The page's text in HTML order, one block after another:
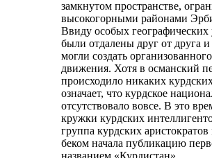
замкнутом пространстве,
высокогорными районами
Ввиду особых
были отдалены друг от друга
могли создать
движения. Хотя в османский
происходило никаких
означает, что курдское
отсутствовало вовсе. В это
кружки курдских
группа курдских аристократов
беком начала публикацию
названием «Курдистан».